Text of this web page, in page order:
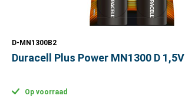
D-MN1300B2
Duracell Plus Power MN1300 D 1,5V
Op voorraad